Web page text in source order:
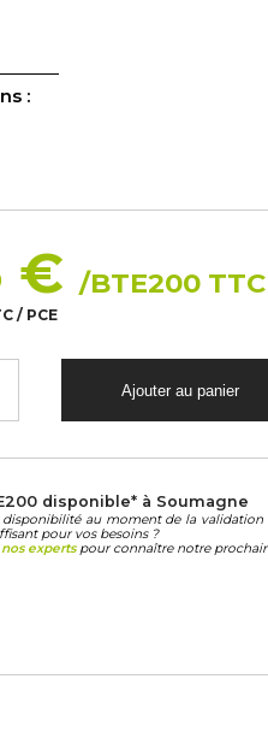
:
€ /BTE200 TTC
/ PCE
disponible* à Soumagne
disponibilité au moment de la
pour vos besoins ?
expertspour connaître notre